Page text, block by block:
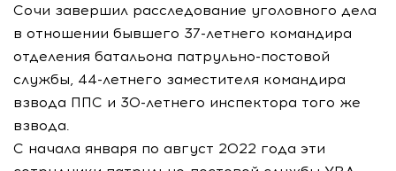
Сочи завершил расследование уголовного дела
в отношении бывшего 37-летнего командира
отделения батальона патрульно-постовой
службы, 44-летнего заместителя командира
взвода ППС и 30-летнего инспектора того же
взвода.
С начала января по август 2022 года эти